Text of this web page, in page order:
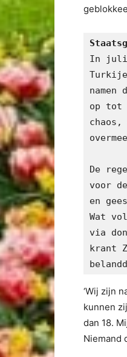
In juli
op tot
De
voor
en
Wat
via
krant
‘Wij zijn
kunnen
dan 18.
Niemand